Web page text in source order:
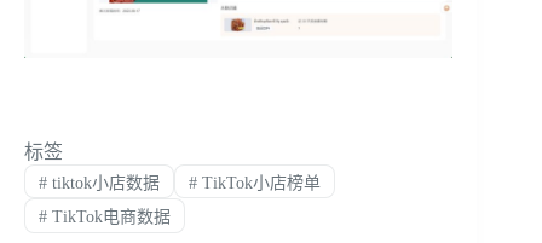
标签
#tiktok小店数据 #TikTok小店榜单
#TikTok电商数据